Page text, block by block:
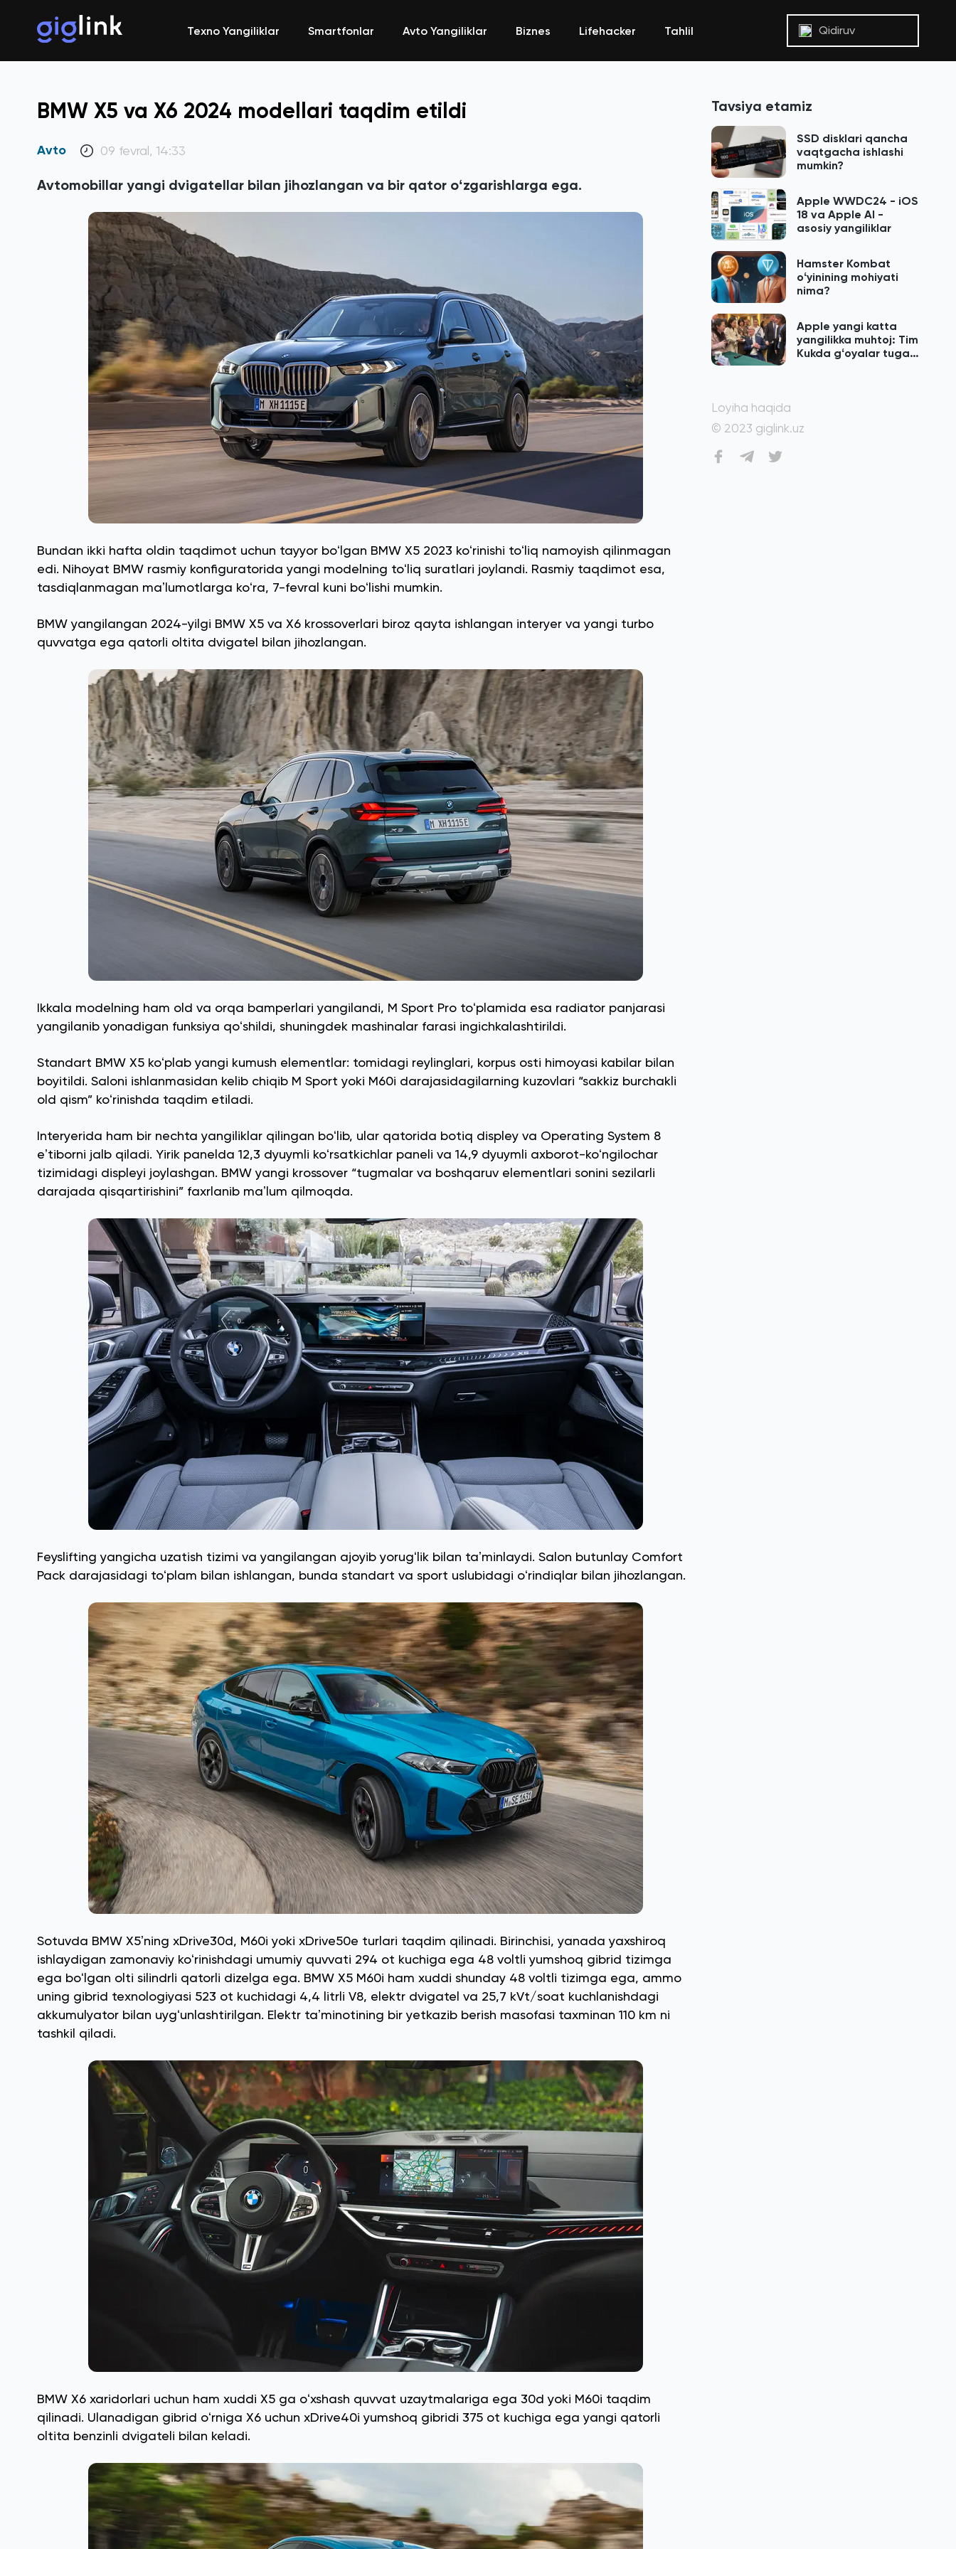
Texno Yangiliklar Smartfonlar Avto Yangiliklar Biznes Lifehacker Tahlil Qidiruv
BMW X5 va X6 2024 modellari taqdim etildi
Avto 09 fevral, 14:33
Avtomobillar yangi dvigatellar bilan jihozlangan va bir qator oʻzgarishlarga ega.
Bundan ikki hafta oldin taqdimot uchun tayyor boʻlgan BMW X5 2023 koʻrinishi toʻliq namoyish qilinmagan
edi. Nihoyat BMW rasmiy konfiguratorida yangi modelning toʻliq suratlari joylandi. Rasmiy taqdimot esa,
tasdiqlanmagan maʼlumotlarga koʻra, 7-fevral kuni boʻlishi mumkin.
BMW yangilangan 2024-yilgi BMW X5 va X6 krossoverlari biroz qayta ishlangan interyer va yangi turbo
quvvatga ega qatorli oltita dvigatel bilan jihozlangan.
Ikkala modelning ham old va orqa bamperlari yangilandi, M Sport Pro toʻplamida esa radiator panjarasi
yangilanib yonadigan funksiya qoʻshildi, shuningdek mashinalar farasi ingichkalashtirildi.
Standart BMW X5 koʻplab yangi kumush elementlar: tomidagi reylinglari, korpus osti himoyasi kabilar bilan
boyitildi. Saloni ishlanmasidan kelib chiqib M Sport yoki M60i darajasidagilarning kuzovlari “sakkiz burchakli
old qism” koʻrinishda taqdim etiladi.
Interyerida ham bir nechta yangiliklar qilingan boʻlib, ular qatorida botiq displey va Operating System 8
eʼtiborni jalb qiladi. Yirik panelda 12,3 dyuymli koʻrsatkichlar paneli va 14,9 dyuymli axborot-koʻngilochar
tizimidagi displeyi joylashgan. BMW yangi krossover “tugmalar va boshqaruv elementlari sonini sezilarli
darajada qisqartirishini” faxrlanib maʼlum qilmoqda.
Feyslifting yangicha uzatish tizimi va yangilangan ajoyib yorugʻlik bilan taʼminlaydi. Salon butunlay Comfort
Pack darajasidagi toʻplam bilan ishlangan, bunda standart va sport uslubidagi oʻrindiqlar bilan jihozlangan.
Sotuvda BMW X5ʼning xDrive30d, M60i yoki xDrive50e turlari taqdim qilinadi. Birinchisi, yanada yaxshiroq
ishlaydigan zamonaviy koʻrinishdagi umumiy quvvati 294 ot kuchiga ega 48 voltli yumshoq gibrid tizimga
ega boʻlgan olti silindrli qatorli dizelga ega. BMW X5 M60i ham xuddi shunday 48 voltli tizimga ega, ammo
uning gibrid texnologiyasi 523 ot kuchidagi 4,4 litrli V8, elektr dvigatel va 25,7 kVt/soat kuchlanishdagi
akkumulyator bilan uygʻunlashtirilgan. Elektr taʼminotining bir yetkazib berish masofasi taxminan 110 km ni
tashkil qiladi.
BMW X6 xaridorlari uchun ham xuddi X5 ga oʻxshash quvvat uzaytmalariga ega 30d yoki M60i taqdim
qilinadi. Ulanadigan gibrid oʻrniga X6 uchun xDrive40i yumshoq gibridi 375 ot kuchiga ega yangi qatorli
oltita benzinli dvigateli bilan keladi.
Tavsiya etamiz
SSD disklari qancha
vaqtgacha ishlashi
mumkin?
Apple WWDC24 - iOS
18 va Apple AI -
asosiy yangiliklar
Hamster Kombat
oʻyinining mohiyati
nima?
Apple yangi katta
yangilikka muhtoj: Tim
Kukda gʻoyalar tugab
Loyiha haqida
© 2023 giglink.uz